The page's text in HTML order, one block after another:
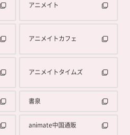
アニメイト
アニメイトカフェ
アニメイトタイムズ
書泉
animate中国通販